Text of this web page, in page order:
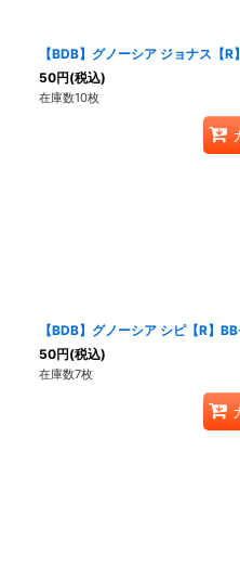
【BDB】グノーシア ジョナス【
50円(税込)
在庫数10枚
【BDB】グノーシア シピ【R】
50円(税込)
在庫数7枚